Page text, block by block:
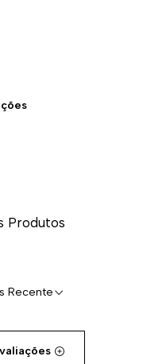
Produtos
Recente